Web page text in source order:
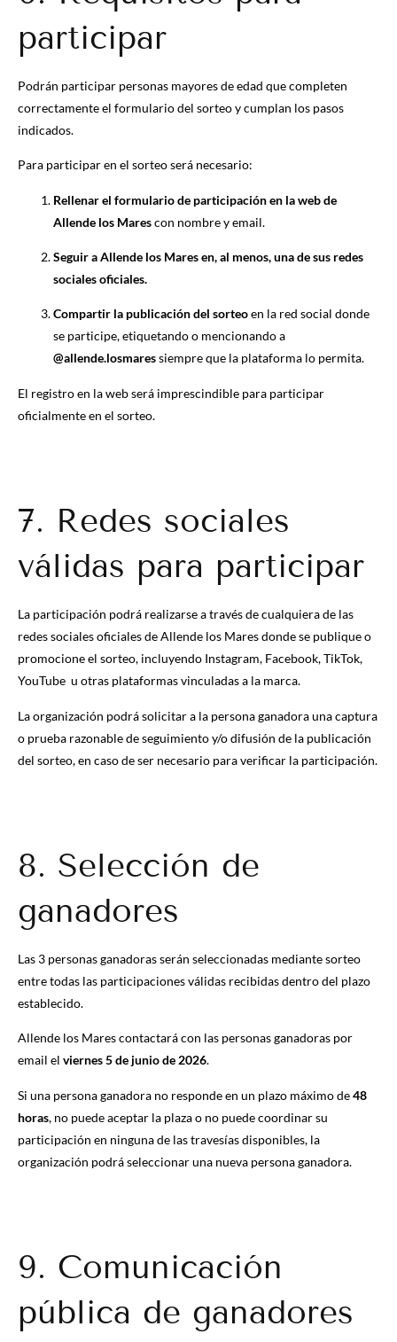
participar
Podrán participar personas mayores de edad que completen
correctamente el formulario del sorteo y cumplan los pasos
indicados.
Para participar en el sorteo será necesario:
Rellenar el formulario de participación en la web de
Allende los Marescon nombre y email.
Seguir a Allende los Mares en, al menos, una de sus redes
sociales oficiales.
Compartir la publicación del sorteoen la red social donde
se participe, etiquetando o mencionando a
@allende.losmaressiempre que la plataforma lo permita.
El registro en la web será imprescindible para participar
oficialmente en el sorteo.
7. Redes sociales
válidas para participar
La participación podrá realizarse a través de cualquiera de las
redes sociales oficiales de Allende los Mares donde se publique o
promocione el sorteo, incluyendo Instagram, Facebook, TikTok,
YouTube u otras plataformas vinculadas a la marca.
La organización podrá solicitar a la persona ganadora una captura
o prueba razonable de seguimiento y/o difusión de la publicación
del sorteo, en caso de ser necesario para verificar la participación.
8. Selección de
ganadores
Las 3 personas ganadoras serán seleccionadas mediante sorteo
entre todas las participaciones válidas recibidas dentro del plazo
establecido.
Allende los Mares contactará con las personas ganadoras por
email el viernes 5 de junio de 2026.
Si una persona ganadora no responde en un plazo máximo de48
horas, no puede aceptar la plaza o no puede coordinar su
participación en ninguna de las travesías disponibles, la
organización podrá seleccionar una nueva persona ganadora.
9. Comunicación
pública de ganadores